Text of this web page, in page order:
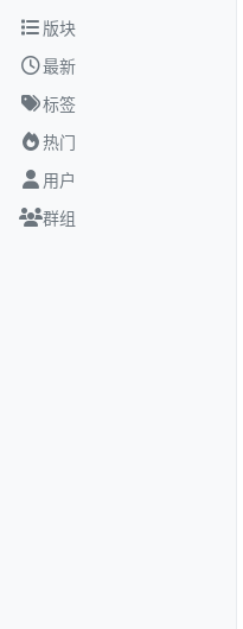
跳转至内容
版块
最新
标签
热门
用户
群组